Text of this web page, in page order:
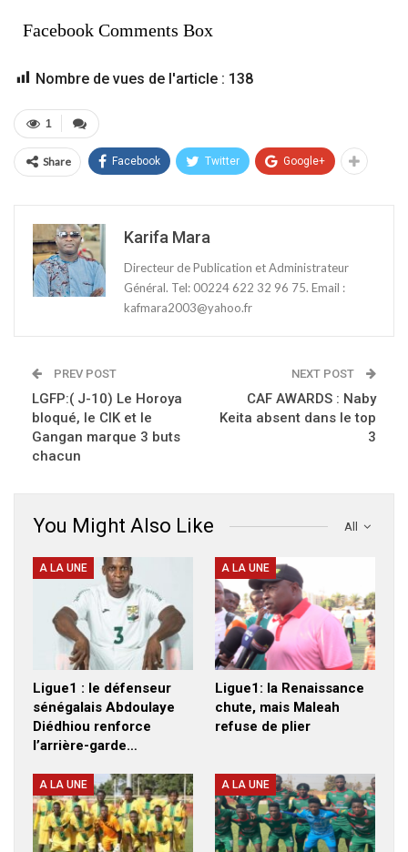
Facebook Comments Box
Nombre de vues de l'article : 138
1
Share Facebook Twitter Google+
Karifa Mara
Directeur de Publication et Administrateur
Général. Tel: 00224 622 32 96 75. Email :
kafmara2003@yahoo.fr
PREV POST
LGFP:( J-10) Le Horoya
bloqué, le CIK et le
Gangan marque 3 buts
chacun
NEXT POST
CAF AWARDS : Naby
Keita absent dans le top
3
All
You Might Also Like
A LA UNE
Ligue1 : le défenseur
sénégalais Abdoulaye
Diédhiou renforce
l’arrière-garde…
A LA UNE
Ligue1: la Renaissance
chute, mais Maleah
refuse de plier
A LA UNE A LA UNE